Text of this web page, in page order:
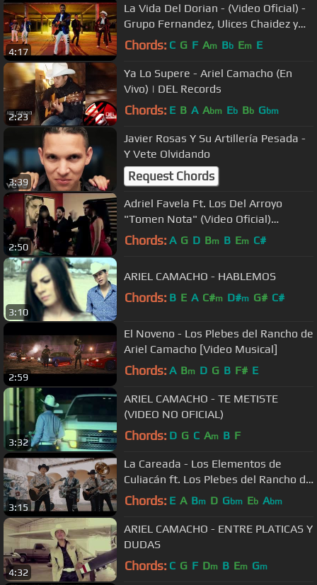
4:17
La Vida Del Dorian - (Video Oficial) -
Grupo Fernandez, Ulices Chaidez y
Regulo Caro - DEL Records
Chords: C G F Am Bb Em E
2:23
Ya Lo Supere - Ariel Camacho (En
Vivo) | DEL Records
Chords: E B A Abm Eb Bb Gbm
3:39
Javier Rosas Y Su Artillería Pesada -
Y Vete Olvidando
Request Chords
2:50
Adriel Favela Ft. Los Del Arroyo
"Tomen Nota" (Video Oficial)
Corridos 2015
Chords: A G D Bm B Em C#
3:10
ARIEL CAMACHO - HABLEMOS
Chords: B E A C#m D#m G# C#
2:59
El Noveno - Los Plebes del Rancho de
Ariel Camacho [Video Musical]
Chords: A Bm D G B F# E
3:32
ARIEL CAMACHO - TE METISTE
(VIDEO NO OFICIAL)
Chords: D G C Am B F
3:15
La Careada - Los Elementos de
Culiacán ft. Los Plebes del Rancho de
Ariel Camacho [Video Musical]
Chords: E A Bm D Gbm Eb Abm
4:32
ARIEL CAMACHO - ENTRE PLATICAS Y
DUDAS
Chords: C G F Dm B Em Gm